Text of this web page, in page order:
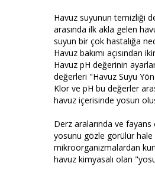
Havuz suyunun temizliği
arasında ilk akla gelen
suyun bir çok hastalığa
Havuz bakımı açısından
Havuz pH değerinin
değerleri "Havuz Suyu
Klor ve pH bu değerler
havuz içerisinde yosun
Derz aralarında ve
yosunu gözle görülür hale
mikroorganizmalardan
havuz kimyasalı olan